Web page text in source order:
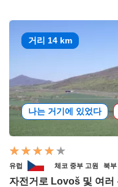
거리 14 km
나는 거기에 있었다
유럽 체코 중부 고원 북부
자전거로 Lovoš 및 여러